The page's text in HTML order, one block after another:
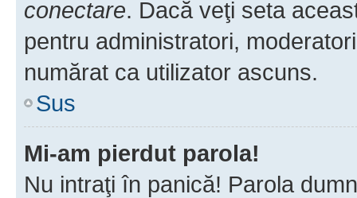
conectare. Dacă veţi seta
pentru administratori,
numărat ca utilizator ascuns.
Sus
Mi-am pierdut parola!
Nu intraţi în panică! Parola